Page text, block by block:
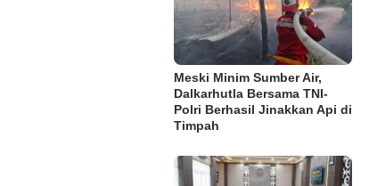
Meski Minim Sumber Air,
Dalkarhutla Bersama TNI-
Polri Berhasil Jinakkan Api di
Timpah